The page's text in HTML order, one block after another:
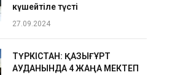
күшейтіле түсті
27.09.2024
ТҮРКІСТАН: ҚАЗЫҒҰРТ
АУДАНЫНДА 4 ЖАҢА МЕКТЕП